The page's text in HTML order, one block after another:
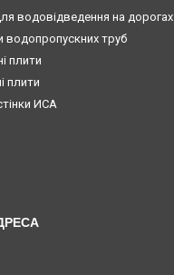
водовідведення на дорогах
водопропускних труб
плити
плити
ИСА